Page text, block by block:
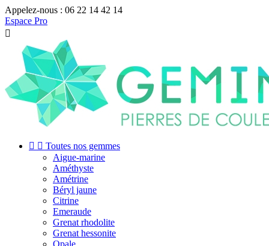
Appelez-nous : 06 22 14 42 14
Espace Pro

  Toutes nos gemmes
Aigue-marine
Améthyste
Amétrine
Béryl jaune
Citrine
Emeraude
Grenat rhodolite
Grenat hessonite
Opale